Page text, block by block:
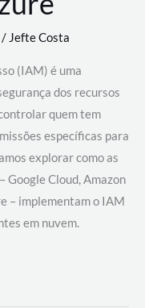
/ Jefte Costa
(IAM) é uma
dos recursos
quem tem
específicas para
explorar como as
Google Cloud, Amazon
– implementam o IAM
em nuvem.